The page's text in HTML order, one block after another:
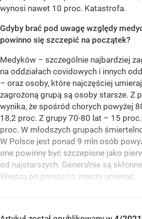
wynosi nawet 10 proc. Katastrofa.
Gdyby brać pod uwagę względy
powinno się szczepić na początek?
Medyków – szczególnie najbardziej
na oddziałach covidowych i innych
– oraz osoby, które najczęściej
zagrożoną grupą są osoby starsze. Z
wynika, że spośród chorych powyżej
18,2 proc. Z grupy 70-80 lat – 15
proc. W młodszych grupach
W Polsce jest ponad 9 mln osób
one powinny być szczepione jako
od najstarszych. Generalnie są
Wiedzą po prostu co znaczy umierać.